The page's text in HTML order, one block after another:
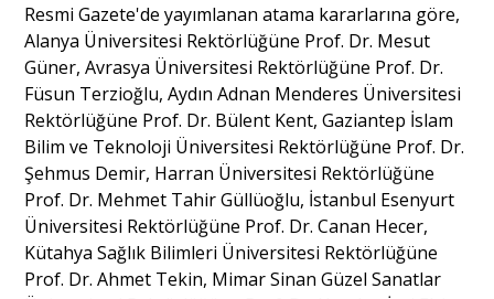
Yorum - Analiz
Söyleşi
Yazı Dizisi
Portre
Resmi Gazete'de yayımlanan atama kararlarına göre,
Alanya Üniversitesi Rektörlüğüne Prof. Dr. Mesut
Güner, Avrasya Üniversitesi Rektörlüğüne Prof. Dr.
Füsun Terzioğlu, Aydın Adnan Menderes Üniversitesi
Rektörlüğüne Prof. Dr. Bülent Kent, Gaziantep İslam
Bilim ve Teknoloji Üniversitesi Rektörlüğüne Prof. Dr.
Şehmus Demir, Harran Üniversitesi Rektörlüğüne
Prof. Dr. Mehmet Tahir Güllüoğlu, İstanbul Esenyurt
Üniversitesi Rektörlüğüne Prof. Dr. Canan Hecer,
Kütahya Sağlık Bilimleri Üniversitesi Rektörlüğüne
Prof. Dr. Ahmet Tekin, Mimar Sinan Güzel Sanatlar